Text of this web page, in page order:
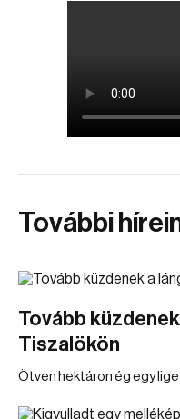
További
Tovább
Tiszalökön
Ötven hektáron ég egy